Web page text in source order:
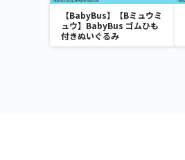
【BabyBus】【Bミュウミ
ュウ】BabyBus ゴムひも
付きぬいぐるみ